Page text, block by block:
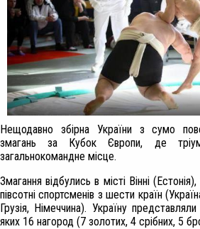
Нещодавно збірна України з сумо
змагань за Кубок Європи, де
загальнокомандне місце.
Змагання відбулись в місті Вінні
півсотні спортсменів з шести країн
Грузія, Німеччина). Україну
яких 16 нагород (7 золотих, 4 срібних, 5